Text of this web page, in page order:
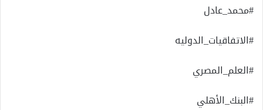
#محمد_عادل
#الاتفاقيات_الدوليه
#العلم_المصري
#البنك_الأهلي